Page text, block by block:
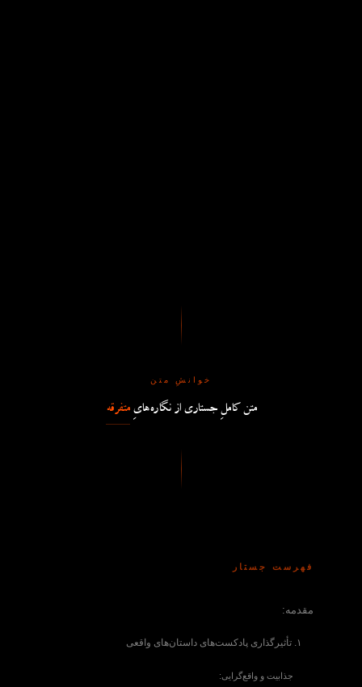
خوانشِ متن
متن کاملِ جستاری از نگاره‌هایِ متفرقه
فهرست جستار
مقدمه:
۱. تأثیرگذاری پادکست‌های داستان‌های واقعی
جذابیت و واقع‌گرایی: